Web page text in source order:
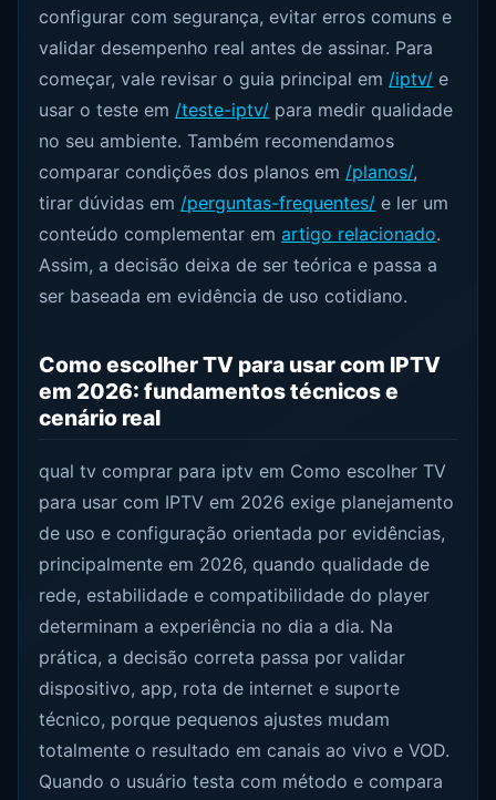
configurar com segurança, evitar erros comuns e
validar desempenho real antes de assinar. Para
começar, vale revisar o guia principal em /iptv/ e
usar o teste em /teste-iptv/ para medir qualidade
no seu ambiente. Também recomendamos
comparar condições dos planos em /planos/,
tirar dúvidas em /perguntas-frequentes/ e ler um
conteúdo complementar emartigo relacionado.
Assim, a decisão deixa de ser teórica e passa a
ser baseada em evidência de uso cotidiano.
Como escolher TV para usar com IPTV
em 2026: fundamentos técnicos e
cenário real
qual tv comprar para iptv em Como escolher TV
para usar com IPTV em 2026 exige planejamento
de uso e configuração orientada por evidências,
principalmente em 2026, quando qualidade de
rede, estabilidade e compatibilidade do player
determinam a experiência no dia a dia. Na
prática, a decisão correta passa por validar
dispositivo, app, rota de internet e suporte
técnico, porque pequenos ajustes mudam
totalmente o resultado em canais ao vivo e VOD.
Quando o usuário testa com método e compara